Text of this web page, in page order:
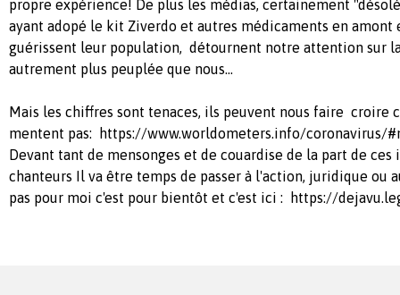
propre expérience! De plus les médias, certainement
ayant adopé le kit Ziverdo et autres médicaments en amont
guérissent leur population, détournent notre attention sur
autrement plus peuplée que nous...
Mais les chiffres sont tenaces, ils peuvent nous faire croire
mentent pas: https://www.worldometers.info/coronavirus/
Devant tant de mensonges et de couardise de la part de ces
chanteurs Il va être temps de passer à l'action, juridique ou
pas pour moi c'est pour bientôt et c'est ici : https://